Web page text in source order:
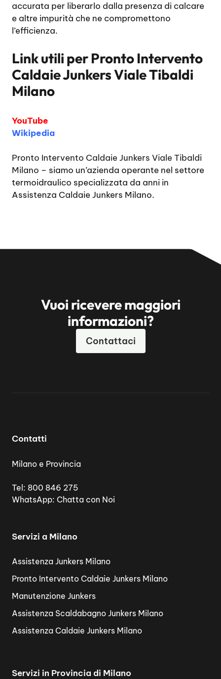
accurata per liberarlo dalla presenza di calcare
e altre impurità che ne compromettono
l’efficienza.
Link utili perPronto Intervento
Caldaie Junkers Viale Tibaldi
Milano
YouTube
Wikipedia
Pronto Intervento Caldaie Junkers Viale Tibaldi
Milano – siamo un’azienda operante nel settore
termoidraulico specializzata da anni in
Assistenza Caldaie Junkers Milano.
Vuoi ricevere maggiori
informazioni?
Contattaci
Contatti
Milano e Provincia
Tel: 800 846 275
WhatsApp: Chatta con Noi
Servizi a Milano
Assistenza Junkers Milano
Pronto Intervento Caldaie Junkers Milano
Manutenzione Junkers
Assistenza Scaldabagno Junkers Milano
Assistenza Caldaie Junkers Milano
Servizi in Provincia di Milano